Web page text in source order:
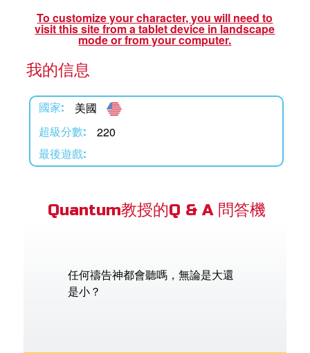
To customize your character, you will need to
visit this site from a tablet device in landscape
mode or from your computer.
我的信息
國家: 美國
超級分數: 220
最後遊戲:
Quantum教授的Q & A 問答機
任何禱告神都會聽嗎，無論是大還
是小？